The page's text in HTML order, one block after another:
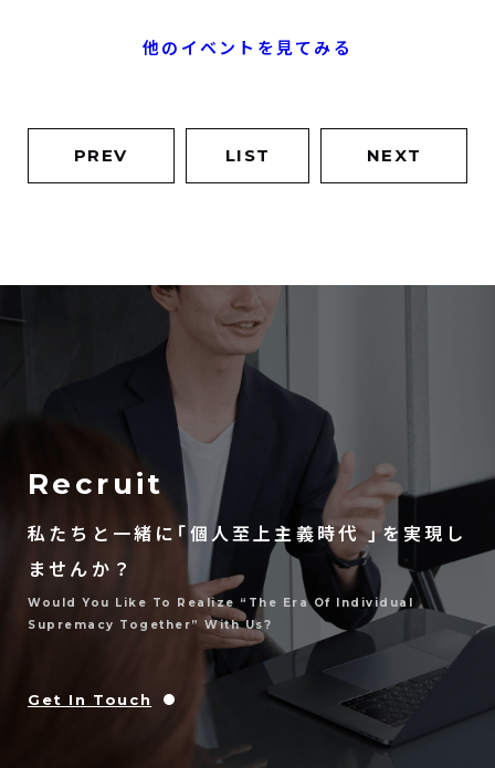
他のイベントを見てみる
PREV LIST NEXT
Recruit
私たちと一緒に「個人至上主義時代 」を実現し
ませんか？
Would You Like To Realize “the Era Of Individual
Supremacy Together” With Us?
Get In Touch